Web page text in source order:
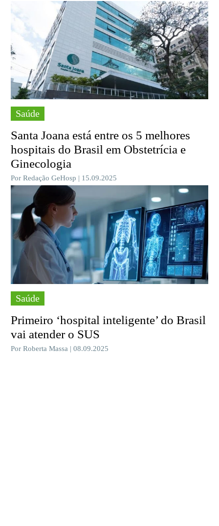
Saúde
Santa Joana está entre os 5 melhores
hospitais do Brasil em Obstetrícia e
Ginecologia
Por Redação GeHosp | 15.09.2025
Saúde
Primeiro ‘hospital inteligente’ do Brasil
vai atender o SUS
Por Roberta Massa | 08.09.2025